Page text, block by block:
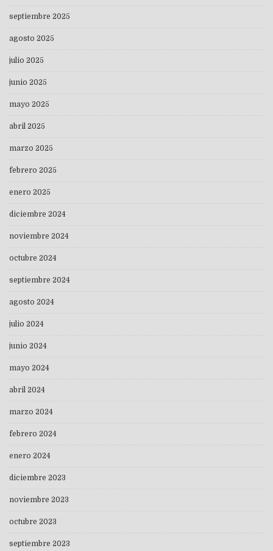
septiembre 2025
agosto 2025
julio 2025
junio 2025
mayo 2025
abril 2025
marzo 2025
febrero 2025
enero 2025
diciembre 2024
noviembre 2024
octubre 2024
septiembre 2024
agosto 2024
julio 2024
junio 2024
mayo 2024
abril 2024
marzo 2024
febrero 2024
enero 2024
diciembre 2023
noviembre 2023
octubre 2023
septiembre 2023